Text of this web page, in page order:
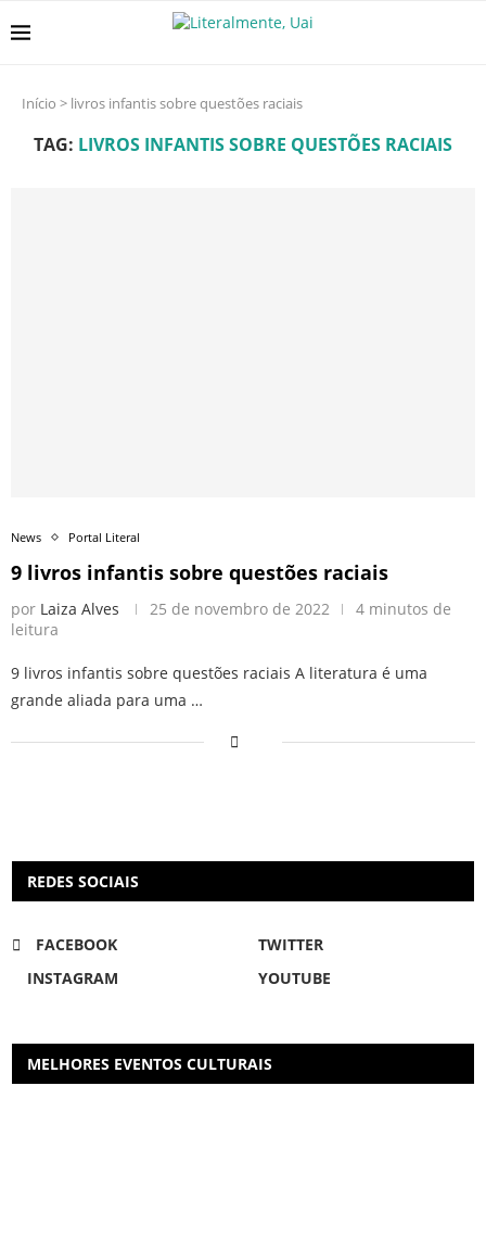
Início > livros infantis sobre questões raciais
TAG: LIVROS INFANTIS SOBRE QUESTÕES RACIAIS
News Portal Literal
9 livros infantis sobre questões raciais
por Laiza Alves 25 de novembro de 2022
4 minutos de
leitura
9 livros infantis sobre questões raciais A literatura é uma
grande aliada para uma …
REDES SOCIAIS
FACEBOOK
TWITTER
INSTAGRAM
YOUTUBE
MELHORES EVENTOS CULTURAIS